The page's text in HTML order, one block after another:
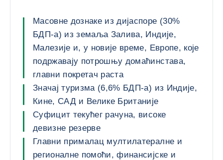
Масовне дознаке из дијаспоре (30%
БДП-а) из земаља Залива, Индије,
Малезије и, у новије време, Европе, које
подржавају потрошњу домаћинстава,
главни покретач раста
Значај туризма (6,6% БДП-а) из Индије,
Кине, САД и Велике Британије
Суфицит текућег рачуна, високе
девизне резерве
Главни прималац мултилатералне и
регионалне помоћи, финансијске и